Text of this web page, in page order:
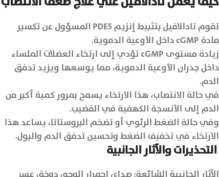
تقوم تادالافيل بتثبيط إنزيم PDE5 المسؤول عن تكسير
مادة cGMP داخل الأوعية الدموية.
زيادة مستوى cGMP تؤدي إلى ارتخاء العضلات الملساء
داخل جدران الأوعية الدموية، مما يوسعها ويزيد تدفق
الدم.
في حالة الانتصاب، هذا الارتخاء يسمح بمرور كمية أكبر من
الدم إلى الأنسجة الكهفية في القضيب.
وفي حالة الضغط الرئوي أو تضخم البروستاتا، يساعد هذا
الارتخاء في تخفيف الضغط وتحسين تدفق الدم والبول.
التحذيرات والآثار الجانبية